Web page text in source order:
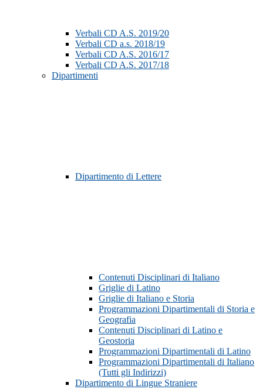
Verbali CD A.S. 2019/20
Verbali CD a.s. 2018/19
Verbali CD A.S. 2016/17
Verbali CD A.S. 2017/18
Dipartimenti
Dipartimento di Lettere
Contenuti Disciplinari di Italiano
Griglie di Latino
Griglie di Italiano e Storia
Programmazioni Dipartimentali di Storia e
Geografia
Contenuti Disciplinari di Latino e
Geostoria
Programmazioni Dipartimentali di Latino
Programmazioni Dipartimentali di Italiano
(Tutti gli Indirizzi)
Dipartimento di Lingue Straniere